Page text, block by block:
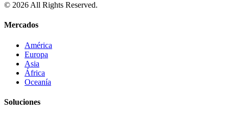
© 2026 All Rights Reserved.
Mercados
América
Europa
Asia
África
Oceanía
Soluciones